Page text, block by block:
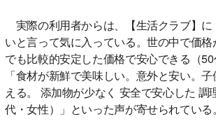
実際の利用者からは、【生活クラブ】に
いと言って気に入っている。世の中で価
でも比較的安定した価格で安心できる（50
「食材が新鮮で美味しい。意外と安い。
える。 添加物が少なく 安全で安心した 調
代・女性）」といった声が寄せられている。